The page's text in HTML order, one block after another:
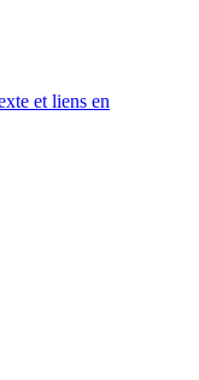
et liens en